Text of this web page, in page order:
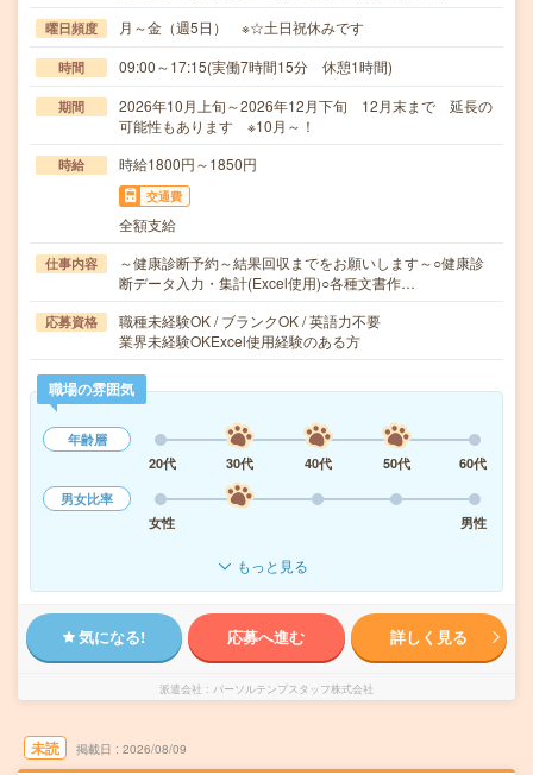
曜日頻度 月～金（週5日） ※☆土日祝休みです
時間 09:00～17:15(実働7時間15分 休憩1時間)
期間
2026年10月上旬～2026年12月下旬 12月末まで 延長の
可能性もあります ※10月～！
時給 時給1800円～1850円
交通費
全額支給
仕事内容
～健康診断予約～結果回収までをお願いします～○健康診
断データ入力・集計(Excel使用)○各種文書作…
応募資格
職種未経験OK / ブランクOK / 英語力不要
業界未経験OKExcel使用経験のある方
職場の雰囲気
年齢層
20代
30代 40代 50代
60代
男女比率
女性
男性
もっと見る
気になる! 応募へ進む 詳しく見る
派遣会社 パーソルテンプスタッフ株式会社
未読 掲載日 2026/08/09